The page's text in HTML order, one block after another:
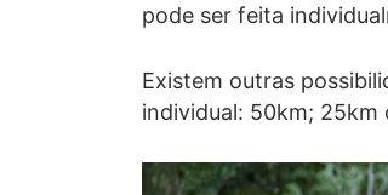
pode ser feita
Existem outras
individual: 50km; 25km